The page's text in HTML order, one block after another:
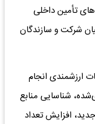
تأمین داخلی
شرکت و سازندگان
ارزشمندی انجام
شناسایی منابع
افزایش تعداد